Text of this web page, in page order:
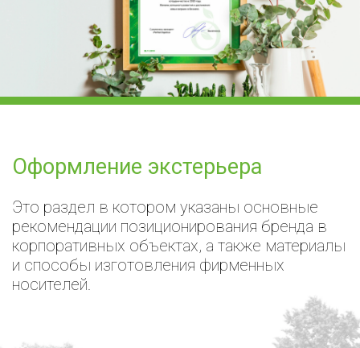
Оформление экстерьера
Это раздел в котором указаны основные
рекомендации позиционирования бренда в
корпоративных объектах, а также материалы
и способы изготовления фирменных
носителей.